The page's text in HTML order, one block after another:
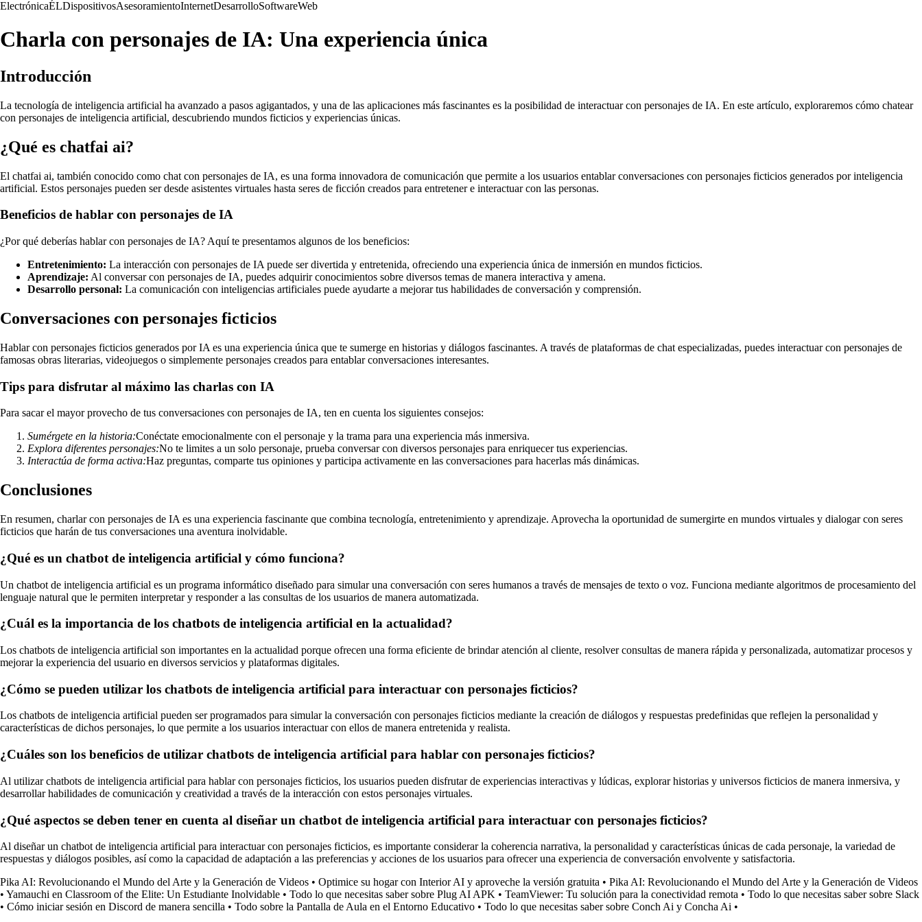
ElectrónicaÉLDispositivosAsesoramientoInternetDesarrolloSoftwareWeb
Charla con personajes de IA: Una experiencia única
Introducción
La tecnología de inteligencia artificial ha avanzado a pasos agigantados, y una de las aplicaciones más fascinantes es la posibilidad de interactuar con personajes de IA. En este artículo, exploraremos cómo chatear
con personajes de inteligencia artificial, descubriendo mundos ficticios y experiencias únicas.
¿Qué es chatfai ai?
El chatfai ai, también conocido como chat con personajes de IA, es una forma innovadora de comunicación que permite a los usuarios entablar conversaciones con personajes ficticios generados por inteligencia
artificial. Estos personajes pueden ser desde asistentes virtuales hasta seres de ficción creados para entretener e interactuar con las personas.
Beneficios de hablar con personajes de IA
¿Por qué deberías hablar con personajes de IA? Aquí te presentamos algunos de los beneficios:
Entretenimiento: La interacción con personajes de IA puede ser divertida y entretenida, ofreciendo una experiencia única de inmersión en mundos ficticios.
Aprendizaje: Al conversar con personajes de IA, puedes adquirir conocimientos sobre diversos temas de manera interactiva y amena.
Desarrollo personal: La comunicación con inteligencias artificiales puede ayudarte a mejorar tus habilidades de conversación y comprensión.
Conversaciones con personajes ficticios
Hablar con personajes ficticios generados por IA es una experiencia única que te sumerge en historias y diálogos fascinantes. A través de plataformas de chat especializadas, puedes interactuar con personajes de
famosas obras literarias, videojuegos o simplemente personajes creados para entablar conversaciones interesantes.
Tips para disfrutar al máximo las charlas con IA
Para sacar el mayor provecho de tus conversaciones con personajes de IA, ten en cuenta los siguientes consejos:
Sumérgete en la historia:Conéctate emocionalmente con el personaje y la trama para una experiencia más inmersiva.
Explora diferentes personajes:No te limites a un solo personaje, prueba conversar con diversos personajes para enriquecer tus experiencias.
Interactúa de forma activa:Haz preguntas, comparte tus opiniones y participa activamente en las conversaciones para hacerlas más dinámicas.
Conclusiones
En resumen, charlar con personajes de IA es una experiencia fascinante que combina tecnología, entretenimiento y aprendizaje. Aprovecha la oportunidad de sumergirte en mundos virtuales y dialogar con seres
ficticios que harán de tus conversaciones una aventura inolvidable.
¿Qué es un chatbot de inteligencia artificial y cómo funciona?
Un chatbot de inteligencia artificial es un programa informático diseñado para simular una conversación con seres humanos a través de mensajes de texto o voz. Funciona mediante algoritmos de procesamiento del
lenguaje natural que le permiten interpretar y responder a las consultas de los usuarios de manera automatizada.
¿Cuál es la importancia de los chatbots de inteligencia artificial en la actualidad?
Los chatbots de inteligencia artificial son importantes en la actualidad porque ofrecen una forma eficiente de brindar atención al cliente, resolver consultas de manera rápida y personalizada, automatizar procesos y
mejorar la experiencia del usuario en diversos servicios y plataformas digitales.
¿Cómo se pueden utilizar los chatbots de inteligencia artificial para interactuar con personajes ficticios?
Los chatbots de inteligencia artificial pueden ser programados para simular la conversación con personajes ficticios mediante la creación de diálogos y respuestas predefinidas que reflejen la personalidad y
características de dichos personajes, lo que permite a los usuarios interactuar con ellos de manera entretenida y realista.
¿Cuáles son los beneficios de utilizar chatbots de inteligencia artificial para hablar con personajes ficticios?
Al utilizar chatbots de inteligencia artificial para hablar con personajes ficticios, los usuarios pueden disfrutar de experiencias interactivas y lúdicas, explorar historias y universos ficticios de manera inmersiva, y
desarrollar habilidades de comunicación y creatividad a través de la interacción con estos personajes virtuales.
¿Qué aspectos se deben tener en cuenta al diseñar un chatbot de inteligencia artificial para interactuar con personajes ficticios?
Al diseñar un chatbot de inteligencia artificial para interactuar con personajes ficticios, es importante considerar la coherencia narrativa, la personalidad y características únicas de cada personaje, la variedad de
respuestas y diálogos posibles, así como la capacidad de adaptación a las preferencias y acciones de los usuarios para ofrecer una experiencia de conversación envolvente y satisfactoria.
Pika AI: Revolucionando el Mundo del Arte y la Generación de Videos • Optimice su hogar con Interior AI y aproveche la versión gratuita • Pika AI: Revolucionando el Mundo del Arte y la Generación de Videos
• Yamauchi en Classroom of the Elite: Un Estudiante Inolvidable • Todo lo que necesitas saber sobre Plug AI APK • TeamViewer: Tu solución para la conectividad remota • Todo lo que necesitas saber sobre Slack
• Cómo iniciar sesión en Discord de manera sencilla • Todo sobre la Pantalla de Aula en el Entorno Educativo • Todo lo que necesitas saber sobre Conch Ai y Concha Ai •